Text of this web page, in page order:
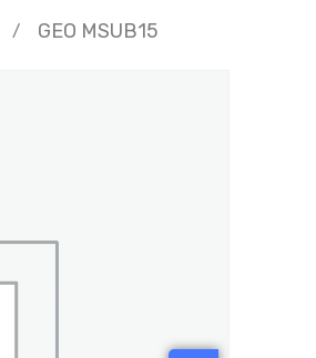
GEO MSUB15